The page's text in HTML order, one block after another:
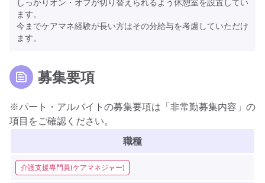
しっかりオン・オフが切り替えられるよう休憩室を設置してい
ます。
今までケアマネ経験が長い方はその分給与を考慮していただけ
ます。
募集要項
※パート・アルバイトの募集要項は「非常勤募集内容」の
項目をご確認ください。
職種
介護支援専門員(ケアマネジャー)